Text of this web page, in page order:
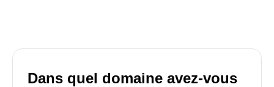
Dans quel domaine avez-vous